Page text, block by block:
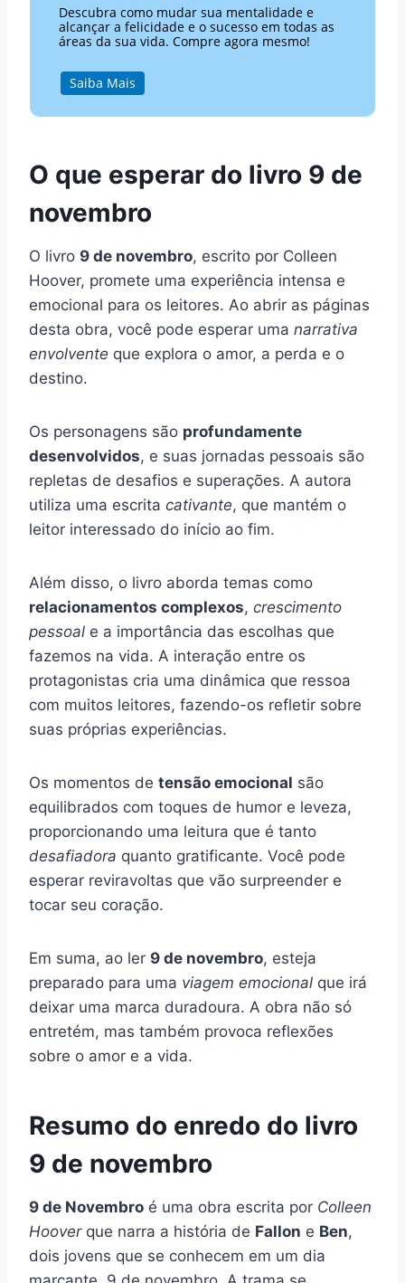
Descubra como mudar sua mentalidade e
alcançar a felicidade e o sucesso em todas as
áreas da sua vida. Compre agora mesmo!
Saiba Mais
O que esperar do livro 9 de
novembro
O livro 9 de novembro, escrito por Colleen
Hoover, promete uma experiência intensa e
emocional para os leitores. Ao abrir as páginas
desta obra, você pode esperar uma narrativa
envolvente que explora o amor, a perda e o
destino.
Os personagens são profundamente
desenvolvidos, e suas jornadas pessoais são
repletas de desafios e superações. A autora
utiliza uma escrita cativante, que mantém o
leitor interessado do início ao fim.
Além disso, o livro aborda temas como
relacionamentos complexos, crescimento
pessoal e a importância das escolhas que
fazemos na vida. A interação entre os
protagonistas cria uma dinâmica que ressoa
com muitos leitores, fazendo-os refletir sobre
suas próprias experiências.
Os momentos de tensão emocional são
equilibrados com toques de humor e leveza,
proporcionando uma leitura que é tanto
desafiadora quanto gratificante. Você pode
esperar reviravoltas que vão surpreender e
tocar seu coração.
Em suma, ao ler 9 de novembro, esteja
preparado para uma viagem emocional que irá
deixar uma marca duradoura. A obra não só
entretém, mas também provoca reflexões
sobre o amor e a vida.
Resumo do enredo do livro
9 de novembro
9 de Novembro é uma obra escrita por Colleen
Hooverque narra a história de Fallon e Ben,
dois jovens que se conhecem em um dia